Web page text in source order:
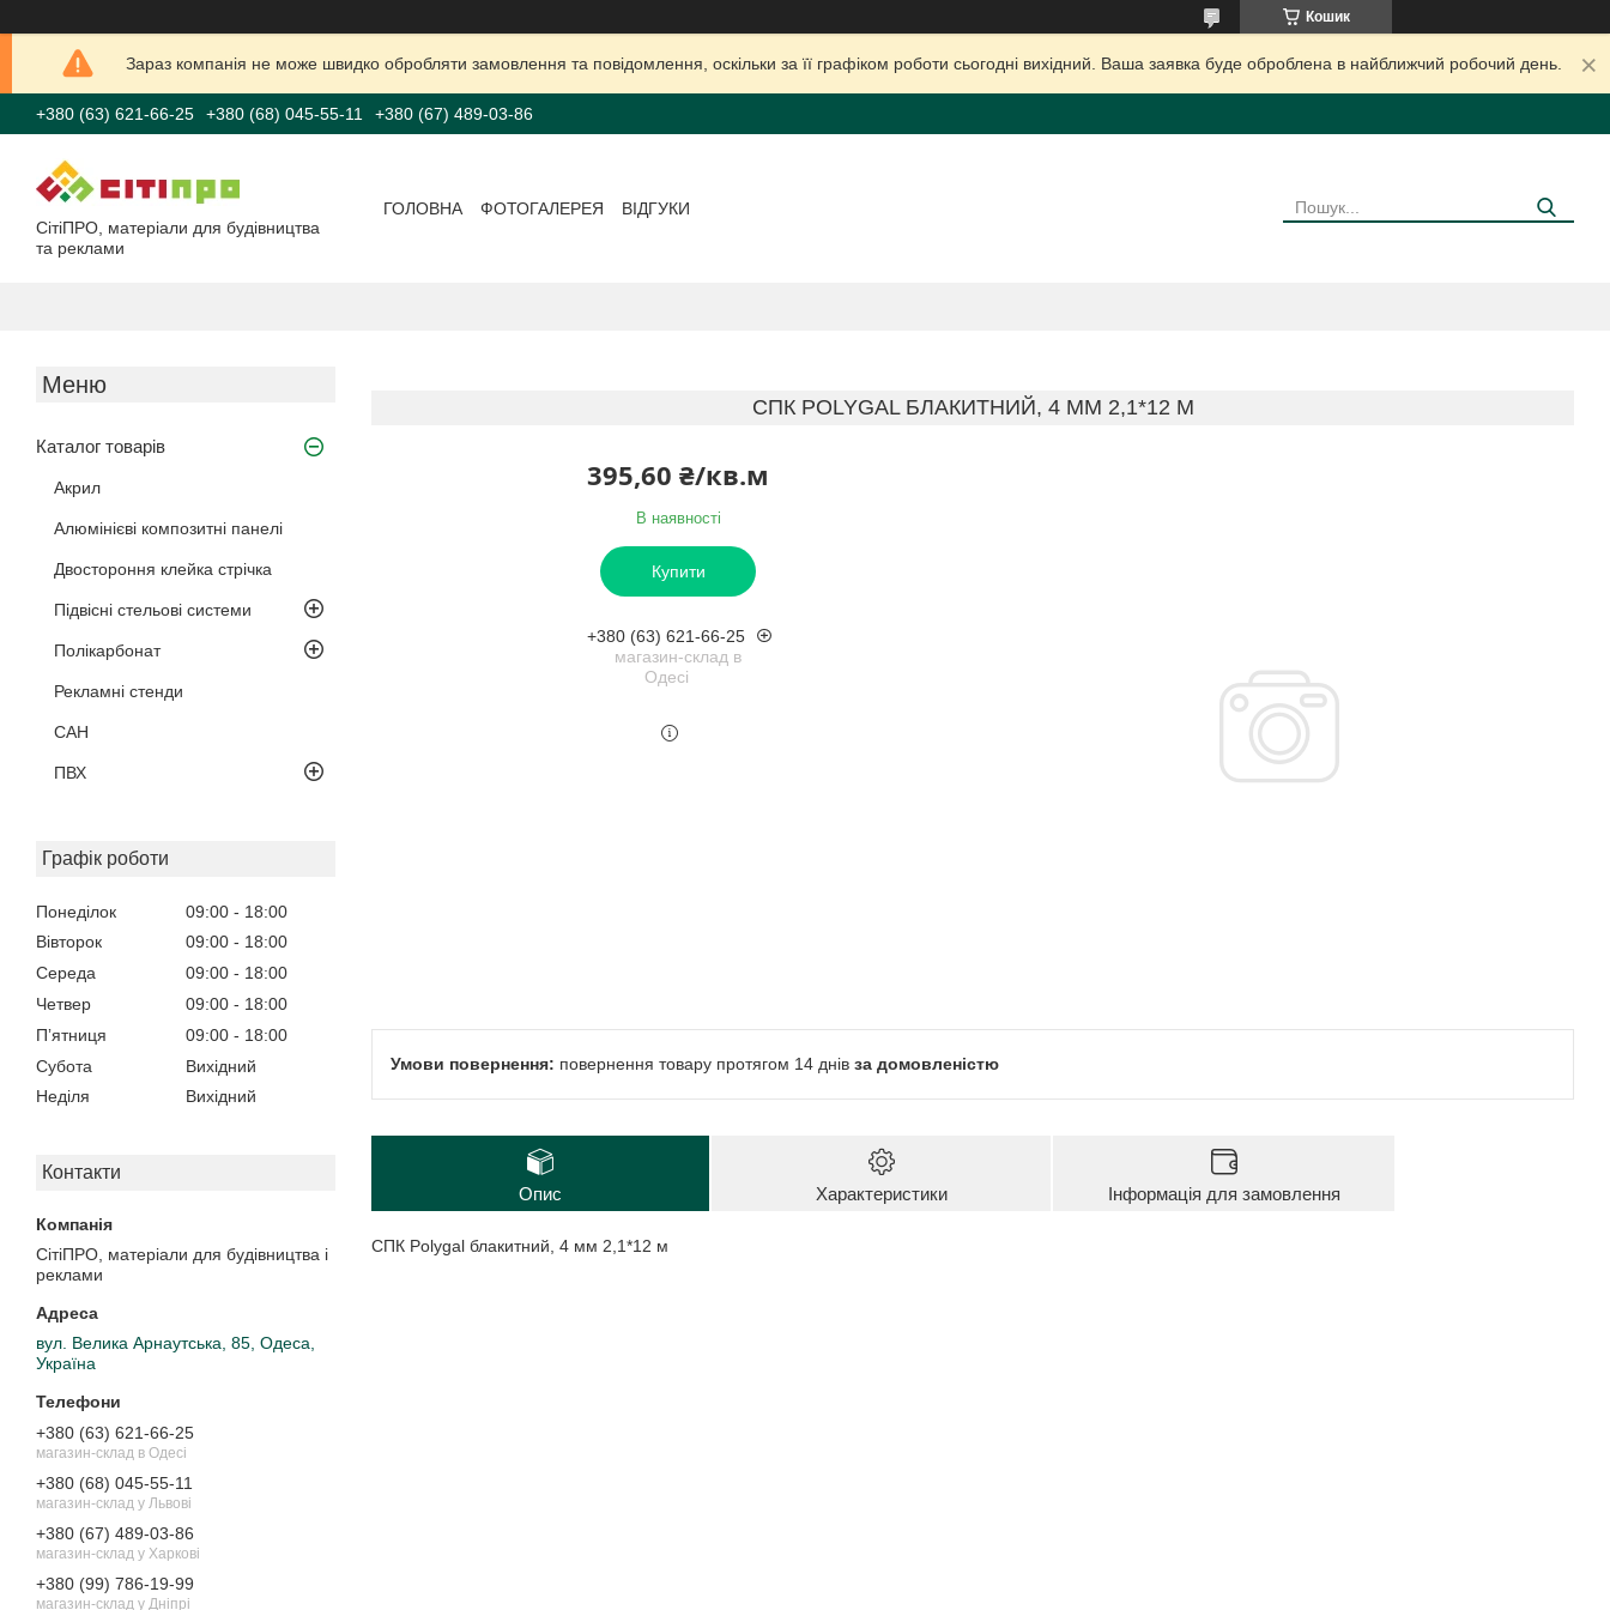
Кошик
Зараз компанія не може швидко обробляти замовлення та повідомлення, оскільки за її графіком роботи сьогодні вихідний. Ваша заявка буде оброблена в найближчий робочий день.
+380 (63) 621-66-25 +380 (68) 045-55-11 +380 (67) 489-03-86
СітіПРО, матеріали для будівництва
та реклами
ГОЛОВНА ФОТОГАЛЕРЕЯ ВІДГУКИ
Каталог товарів
Акрил
Алюмінієві композитні панелі
Двостороння клейка стрічка
Підвісні стельові системи
Полікарбонат
Рекламні стенди
САН
ПВХ
Графік роботи
Понеділок 09:00
18:00
Вівторок
09:00
18:00
Середа
09:00
18:00
Четвер
09:00
18:00
Пʼятниця
09:00
18:00
Субота
Вихідний
Неділя
Вихідний
Контакти
СітіПРО, матеріали для будівництва і
реклами
вул. Велика Арнаутська, 85, Одеса,
Україна
+380 (63) 621-66-25
магазин-склад в Одесі
+380 (68) 045-55-11
магазин-склад у Львові
+380 (67) 489-03-86
магазин-склад у Харкові
+380 (99) 786-19-99
магазин-склад у Дніпрі
СПК POLYGAL БЛАКИТНИЙ, 4 ММ 2,1*12 М
395,60 ₴/кв.м
В наявності
Купити
+380 (63) 621-66-25
магазин-склад в
Одесі
повернення товару протягом 14 днів за домовленістю
Опис Характеристики Інформація для замовлення
СПК Polygal блакитний, 4 мм 2,1*12 м